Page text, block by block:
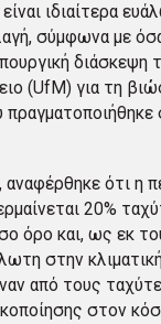
ιδιαίτερα
σύμφωνα με
διάσκεψη
(UfM) για τη
πραγματοποιήθηκε
αναφέρθηκε ότι η
20%
όρο και, ως εκ
στην
από τους
στον